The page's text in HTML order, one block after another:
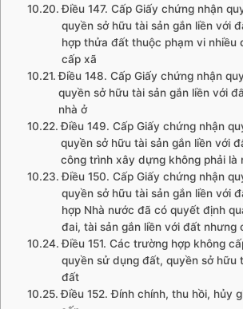
Điều 147. Cấp Giấy chứng nhận
quyền sở hữu tài sản gắn liền với
hợp thửa đất thuộc phạm vi nhiều
cấp xã
Điều 148. Cấp Giấy chứng nhận
quyền sở hữu tài sản gắn liền với
nhà ở
Điều 149. Cấp Giấy chứng nhận
quyền sở hữu tài sản gắn liền với
công trình xây dựng không phải là
Điều 150. Cấp Giấy chứng nhận
quyền sở hữu tài sản gắn liền với
hợp Nhà nước đã có quyết định
đai, tài sản gắn liền với đất nhưng
Điều 151. Các trường hợp không
quyền sử dụng đất, quyền sở hữu
đất
Điều 152. Đính chính, thu hồi, hủy